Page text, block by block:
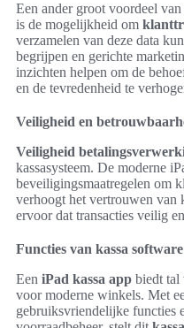
Een ander groot voordeel van
is de mogelijkheid om
verzamelen van deze data
begrijpen en gerichte
inzichten helpen om de
en de tevredenheid te
Veiligheid en
Veiligheid
kassasysteem. De moderne
beveiligingsmaatregelen om
verhoogt het vertrouwen van
ervoor dat transacties veilig
Functies van kassa
Een iPad kassa app biedt tal
voor moderne winkels. Met
gebruiksvriendelijke functies